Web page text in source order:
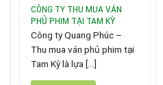
CÔNG TY THU MUA VÁN
PHỦ PHIM TẠI TAM KỲ
Công ty Quang Phúc –
Thu mua ván phủ phim tại
Tam Kỳ là lựa [...]